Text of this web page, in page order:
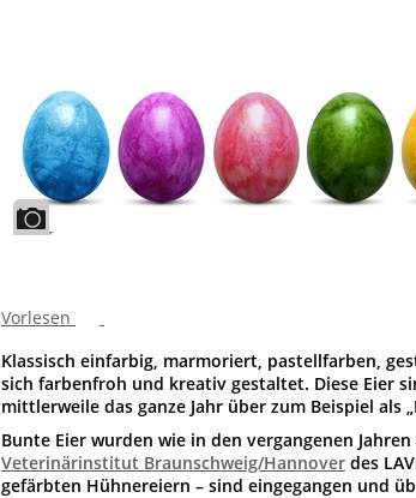
Vorlesen
Klassisch einfarbig, marmoriert, pastellfarben,
sich farbenfroh und kreativ gestaltet. Diese Eier
mittlerweile das ganze Jahr über zum Beispiel als
Bunte Eier wurden wie in den vergangenen
Veterinärinstitut Braunschweig/Hannover des
gefärbten Hühnereiern – sind eingegangen und